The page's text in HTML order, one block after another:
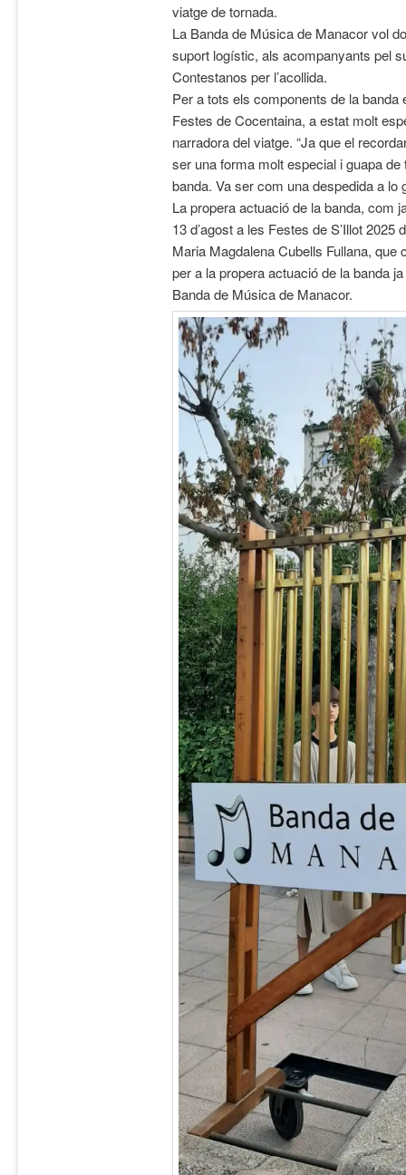
viatge de tornada.
La Banda de Música de Manacor vol
suport logístic, als acompanyants pel
Contestanos per l’acollida.
Per a tots els components de la
Festes de Cocentaina, a estat molt
narradora del viatge. “Ja que el
ser una forma molt especial i guapa
banda. Va ser com una despedida a lo
La propera actuació de la banda, com
13 d’agost a les Festes de S’Illot
Maria Magdalena Cubells Fullana,
per a la propera actuació de la banda
Banda de Música de Manacor.